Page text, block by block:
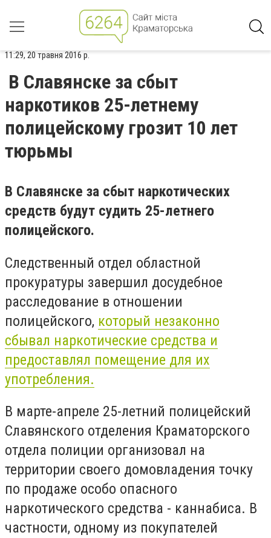
11:29, 20 травня 2016 р.
В Славянске за сбыт
наркотиков 25-летнему
полицейскому грозит 10 лет
тюрьмы
В Славянске за сбыт наркотических
средств будут судить 25-летнего
полицейского.
Следственный отдел областной
прокуратуры завершил досудебное
расследование в отношении
полицейского, который незаконно
сбывал наркотические средства и
предоставлял помещение для их
употребления.
В марте-апреле 25-летний полицейский
Славянского отделения Краматорского
отдела полиции организовал на
территории своего домовладения точку
по продаже особо опасного
наркотического средства - каннабиса. В
частности, одному из покупателей